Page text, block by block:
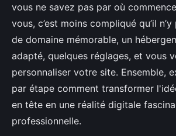
vous ne savez pas par où
vous, c’est moins compliqué qu’il
de domaine mémorable, un
adapté, quelques réglages, et vous
personnaliser votre site. Ensemble,
par étape comment transformer
en tête en une réalité digitale
professionnelle.